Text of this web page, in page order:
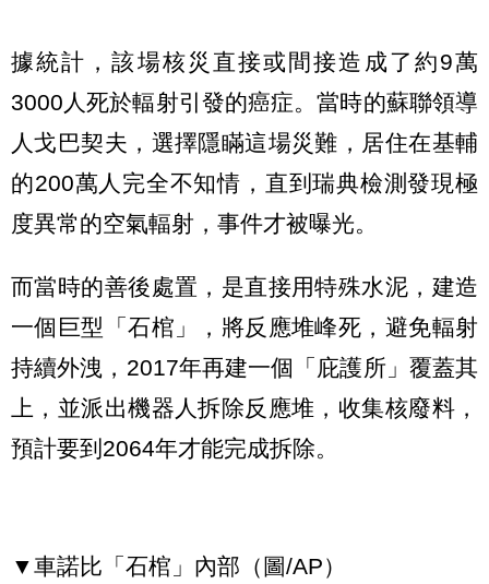
據統計，該場核災直接或間接造成了約9萬
3000人死於輻射引發的癌症。當時的蘇聯領導
人戈巴契夫，選擇隱瞞這場災難，居住在基輔
的200萬人完全不知情，直到瑞典檢測發現極
度異常的空氣輻射，事件才被曝光。
而當時的善後處置，是直接用特殊水泥，建造
一個巨型「石棺」，將反應堆峰死，避免輻射
持續外洩，2017年再建一個「庇護所」覆蓋其
上，並派出機器人拆除反應堆，收集核廢料，
預計要到2064年才能完成拆除。
▼車諾比「石棺」內部（圖/AP）